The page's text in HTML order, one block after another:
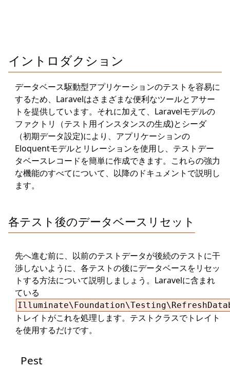
イントロダクション
データベース駆動型アプリケーションのテストを容易に
するため、Laravelはさまざまな便利なツールとアサー
トを提供しています。それに加えて、Laravelモデルの
ファクトリ（テスト用インスタンスの生成)とシーダ
（初期データ設定)により、アプリケーションの
Eloquentモデルとリレーションを使用し、テストデー
タベースレコードを簡単に作成できます。これらの強力
な機能のすべてについて、以降のドキュメントで説明し
ます。
各テスト後のデータベースリセット
先へ進む前に、以前のテストデータが後続のテストに干
渉しないように、各テストの後にデータベースをリセッ
トする方法について説明しましょう。Laravelに含まれ
ている
トレイトがこれを処理します。テストクラスでトレイト
を使用するだけです。
Pest